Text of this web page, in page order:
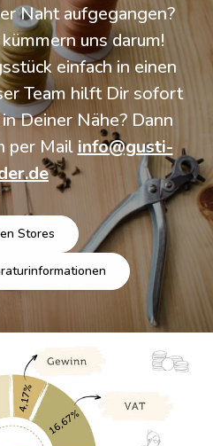
Naht aufgegangen?
uns darum!
einfach in einen
Team hilft Dir sofort
Deiner Nähe? Dann
per Mail info@gusti-
Stores